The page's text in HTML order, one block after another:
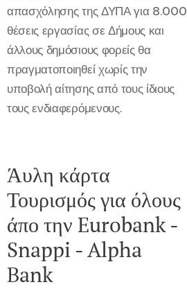
απασχόλησης της ΔΥΠΑ για 8.000
θέσεις εργασίας σε Δήμους και
άλλους δημόσιους φορείς θα
πραγματοποιηθεί χωρίς την
υποβολή αίτησης από τους ίδιους
τους ενδιαφερόμενους.
Άυλη κάρτα
Τουρισμός για όλους
άπο την Eurobank -
Snappi - Alpha
Bank